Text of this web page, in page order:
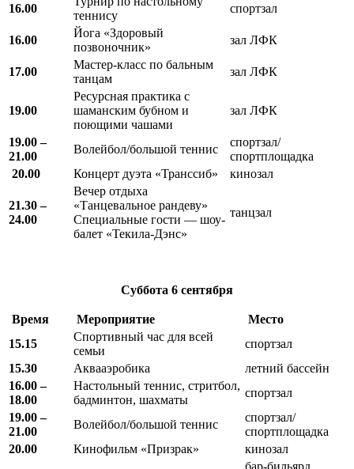
16.00
теннису
спортзал
16.00
Йога «Здоровый
позвоночник»
зал ЛФК
17.00
Мастер-класс по бальным
танцам
зал ЛФК
19.00
Ресурсная практика с
шаманским бубном и
поющими чашами
зал ЛФК
19.00 –
21.00
Волейбол/большой теннис
спортзал/
спортплощадка
20.00
Концерт дуэта «Транссиб» кинозал
21.30 –
24.00
Вечер отдыха
«Танцевальное рандеву»
Специальные гости — шоу-
балет «Текила-Дэнс»
танцзал
Суббота 6 сентября
Время Мероприятие
Место
15.15
Спортивный час для всей
семьи
спортзал
15.30
Аквааэробика
летний бассейн
16.00 –
18.00
Настольный теннис, стритбол,
бадминтон, шахматы
спортзал
19.00 –
21.00
Волейбол/большой теннис
спортзал/
спортплощадка
20.00
Кинофильм «Призрак»
кинозал
бар-бильярд